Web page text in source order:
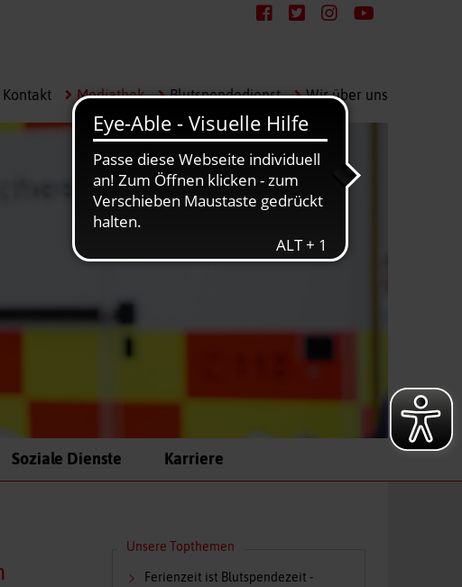
Kontakt Mediathek Blutspendedienst Wir über uns
Soziale Dienste Karriere
Unsere Topthemen
Ferienzeit ist Blutspendezeit -